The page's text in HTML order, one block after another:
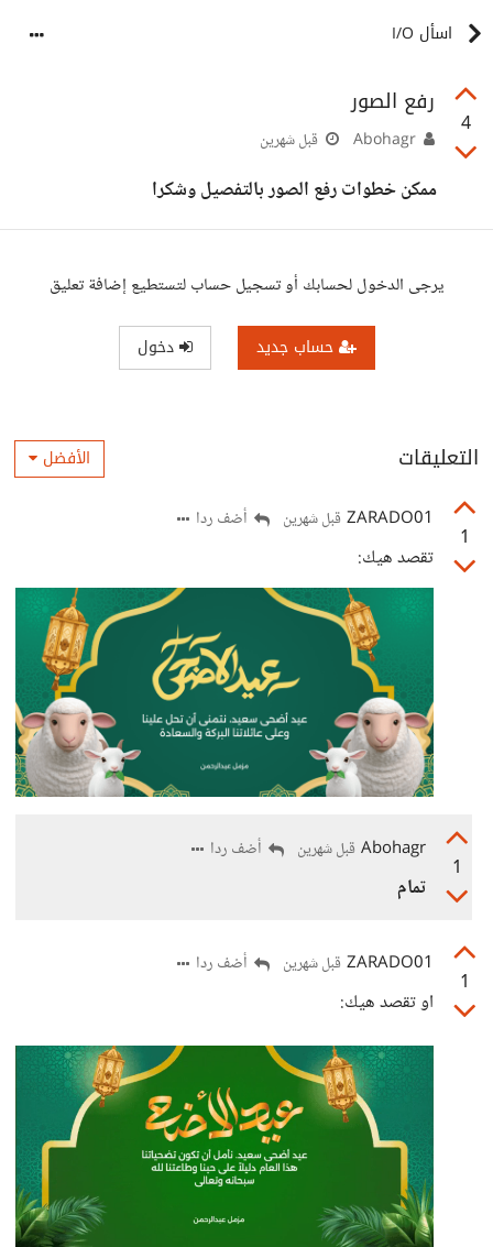
اسأل I/O
4
رفع الصور
قبل شهرين
ممكن خطوات رفع الصور بالتفصيل وشكرا
يرجى الدخول لحسابك أو تسجيل حساب لتستطيع إضافة تعليق
حساب جديد دخول
التعليقات الأفضل
1
ZARADO01 قبل شهرين أضف ردا
تقصد هيك:
1
Abohagr قبل شهرين أضف ردا
تمام
1
ZARADO01 قبل شهرين أضف ردا
او تقصد هيك: